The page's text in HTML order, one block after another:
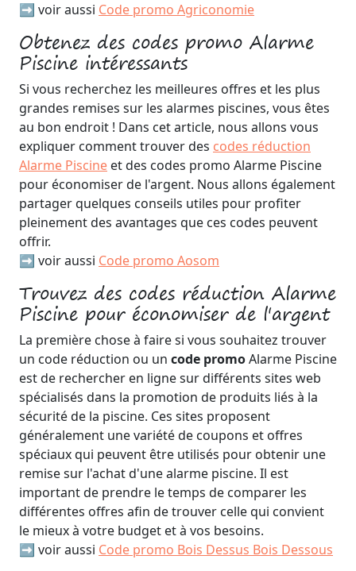
➡️ voir aussi Code promo Agriconomie
Obtenez des codes promo Alarme
Piscine intéressants
Si vous recherchez les meilleures offres et les plus
grandes remises sur les alarmes piscines, vous êtes
au bon endroit ! Dans cet article, nous allons vous
expliquer comment trouver des codes réduction
Alarme Piscine et des codes promo Alarme Piscine
pour économiser de l'argent. Nous allons également
partager quelques conseils utiles pour profiter
pleinement des avantages que ces codes peuvent
offrir.
➡️ voir aussi Code promo Aosom
Trouvez des codes réduction Alarme
Piscine pour économiser de l'argent
La première chose à faire si vous souhaitez trouver
un code réduction ou un code promoAlarme Piscine
est de rechercher en ligne sur différents sites web
spécialisés dans la promotion de produits liés à la
sécurité de la piscine. Ces sites proposent
généralement une variété de coupons et offres
spéciaux qui peuvent être utilisés pour obtenir une
remise sur l'achat d'une alarme piscine. Il est
important de prendre le temps de comparer les
différentes offres afin de trouver celle qui convient
le mieux à votre budget et à vos besoins.
➡️ voir aussi Code promo Bois Dessus Bois Dessous